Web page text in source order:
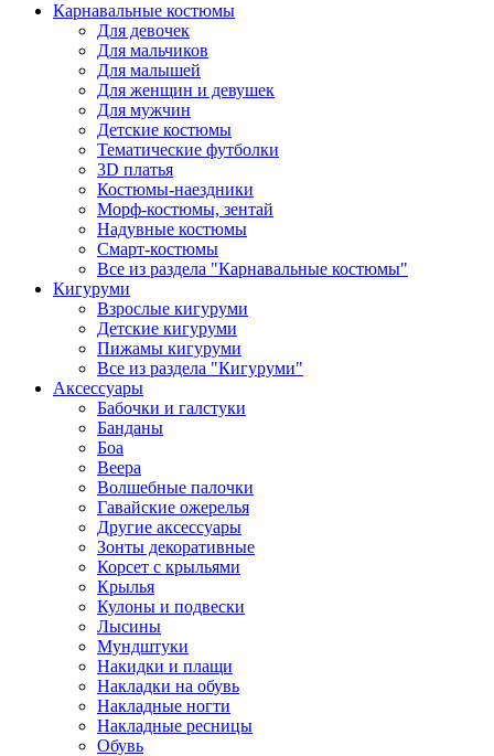
Карнавальные костюмы
Для девочек
Для мальчиков
Для малышей
Для женщин и девушек
Для мужчин
Детские костюмы
Тематические футболки
3D платья
Костюмы-наездники
Морф-костюмы, зентай
Надувные костюмы
Смарт-костюмы
Все из раздела "Карнавальные костюмы"
Кигуруми
Взрослые кигуруми
Детские кигуруми
Пижамы кигуруми
Все из раздела "Кигуруми"
Аксессуары
Бабочки и галстуки
Банданы
Боа
Веера
Волшебные палочки
Гавайские ожерелья
Другие аксессуары
Зонты декоративные
Корсет с крыльями
Крылья
Кулоны и подвески
Лысины
Мундштуки
Накидки и плащи
Накладки на обувь
Накладные ногти
Накладные ресницы
Обувь